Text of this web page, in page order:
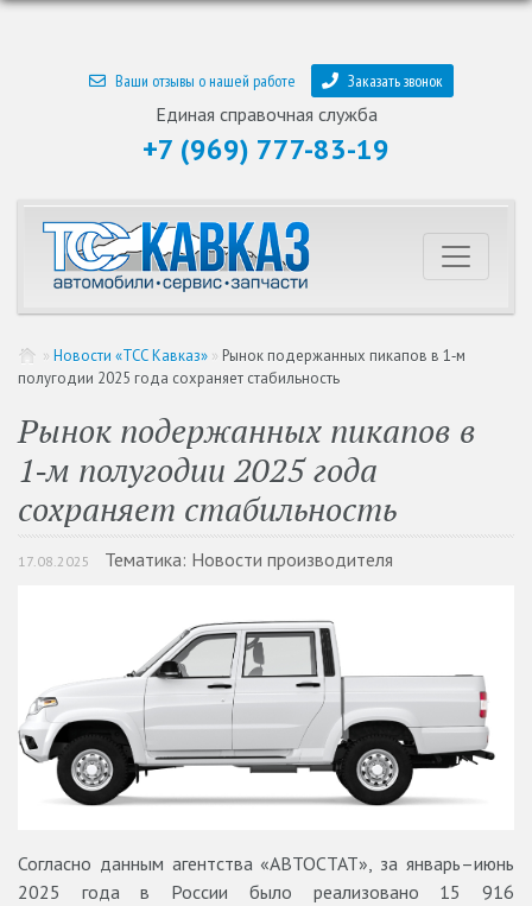
Ваши отзывы о нашей работе Заказать звонок
Единая справочная служба
+7 (969) 777-83-19
» Новости «ТСС Кавказ» » Рынок подержанных пикапов в 1‑м
полугодии 2025 года сохраняет стабильность
Рынок подержанных пикапов в
1‑м полугодии 2025 года
сохраняет стабильность
17.08.2025 Тематика: Новости производителя
Согласно данным агентства «АВТОСТАТ», за январь–июнь
2025 года в России было реализовано 15 916